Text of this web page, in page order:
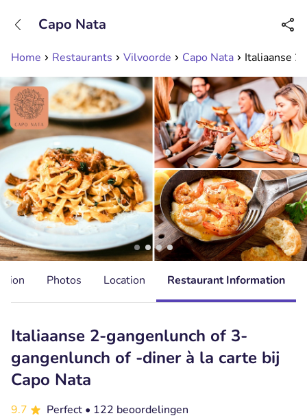
Available until 23:00
Home Restaurants Vilvoorde Capo Nata Italiaanse
Capo Nata
Photos Location Restaurant Information
Italiaanse 2-gangenlunch of 3-
gangenlunch of -diner à la carte bij
Capo Nata
9.7 Perfect • 122 beoordelingen